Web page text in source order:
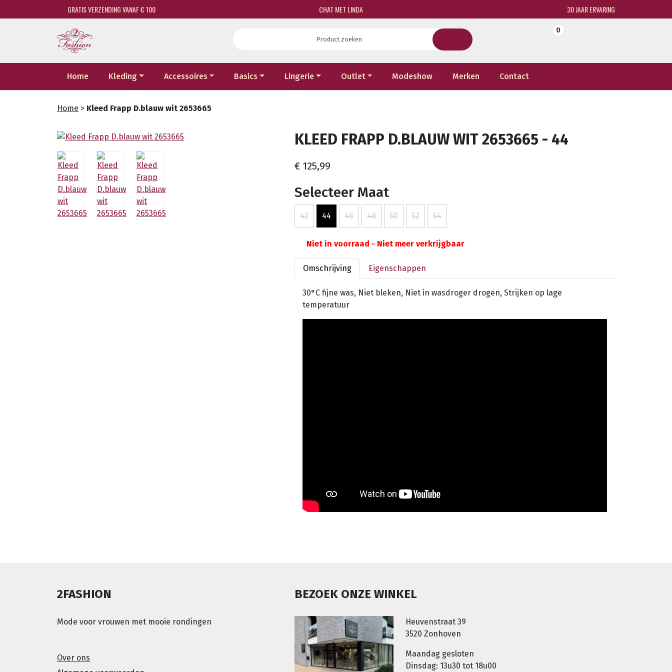
GRATIS VERZENDING VANAF € 100 CHAT MET LINDA 30 JAAR ERVARING
0
Home Kleding Accessoires Basics Lingerie Outlet Modeshow Merken Contact
Home > Kleed Frapp D.blauw wit 2653665
KLEED FRAPP D.BLAUW WIT 2653665 - 44
€ 125,99
Selecteer Maat
42 44 46 48 50 52 54
Niet in voorraad - Niet meer verkrijgbaar
Omschrijving Eigenschappen
30°C fijne was, Niet bleken, Niet in wasdroger drogen, Strijken op lage
temperatuur
2FASHION
Mode voor vrouwen met mooie rondingen
Over ons
BEZOEK ONZE WINKEL
Heuvenstraat 39
3520 Zonhoven
Maandag gesloten
Dinsdag: 13u30 tot 18u00